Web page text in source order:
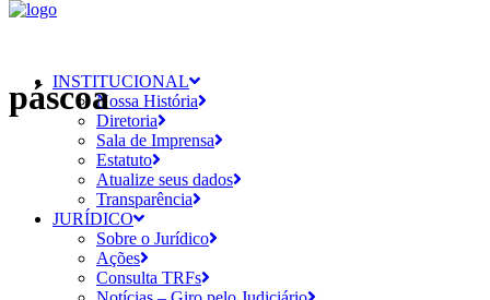
INSTITUCIONAL
Nossa História
Diretoria
Sala de Imprensa
Estatuto
Atualize seus dados
Transparência
JURÍDICO
Sobre o Jurídico
Ações
Consulta TRFs
páscoa